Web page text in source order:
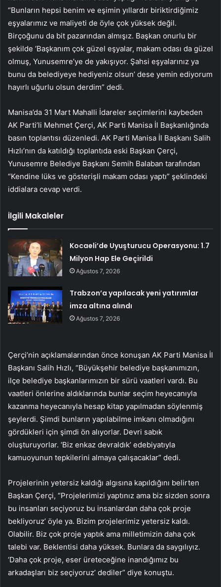
“Bunların hepsi benim ve eşimin yıllardır biriktirdiğimiz
eşyalarımız ve maliyeti de öyle çok yüksek değil.
Birçoğunu da bit pazarından almışız. Başkan onurlu bir
şekilde ‘Başkanım çok güzel eşyalar, makam odası da güzel
olmuş, Yunusemre’ye de yakışıyor. Şahsi eşyalarınız ya
bunu da belediyeye hediyeniz olsun’ dese yemin ediyorum
hayırlı uğurlu olsun derdim” dedi.
Manisa’da 31 Mart Mahalli İdareler seçimlerini kaybeden
AK Parti’li Mehmet Çerçi, AK Parti Manisa İl Başkanlığında
basın toplantısı düzenledi. AK Parti Manisa İl Başkanı Salih
Hızlı’nın da katıldığı toplantıda eski Başkan Çerçi,
Yunusemre Belediye Başkanı Semih Balaban tarafından
“Kendine lüks ve gösterişli makam odası yaptı” şeklindeki
iddialara cevap verdi.
İlgili Makaleler
Kocaeli’de Uyuşturucu Operasyonu: 1.7
Milyon Hap Ele Geçirildi
Ağustos 7, 2026
Trabzon’a yapılacak yeni yatırımlar
imza altına alındı
Ağustos 7, 2026
Çerçi’nin açıklamalarından önce konuşan AK Parti Manisa İl
Başkanı Salih Hızlı, “Büyükşehir belediye başkanımızın,
ilçe belediye başkanlarımızın bir sürü vaatleri vardı. Bu
vaatleri önlerine aldıklarında bunlar seçim heyecanıyla
kazanma heyecanıyla hesap kitap yapılmadan söylenmiş
şeylerdi. Şimdi bunların yapılabilme imkanı olmadığını
gördükleri için şimdi ön alıyorlar. Devri sabık
oluşturuyorlar. ‘Biz enkaz devraldık’ edebiyatıyla
kamuoyunun tepkilerini almaya çalışacaklar” dedi.
Projelerinin yetersiz kaldığı algısına kapıldığını belirten
Başkan Çerçi, “Projelerimizi yaptınız ama biz sizden sonra
bu insanları seçiyoruz bu insanlardan daha çok proje
bekliyoruz’ öyle ya. Bizim projelerimiz yetersiz kaldı.
Olabilir. Biz çok proje yaptık ama milletimizin daha çok
talebi var. Beklentisi daha yüksek. Bunlara da saygılıyız.
‘Daha çok proje, eser üreteceğine inandığımız bu
arkadaşları biz seçiyoruz’ dediler” diye konuştu.